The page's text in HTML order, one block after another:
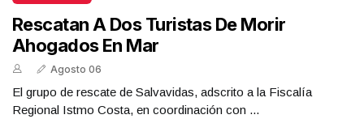
Rescatan A Dos Turistas De Morir
Ahogados En Mar
Agosto 06
El grupo de rescate de Salvavidas, adscrito a la Fiscalía
Regional Istmo Costa, en coordinación con ...